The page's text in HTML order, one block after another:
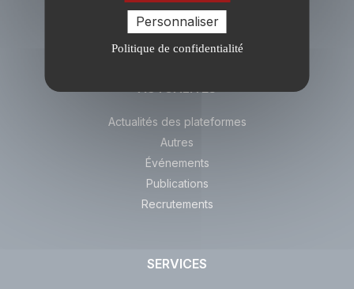
Gouvernance
Soumettre un projet
ACTUALITÉS
Actualités des plateformes
Autres
Événements
Publications
Recrutements
SERVICES
Personnaliser
Politique de confidentialité